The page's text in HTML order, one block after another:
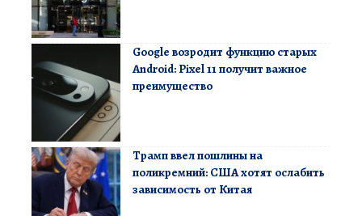
Google возродит функцию старых
Android: Pixel 11 получит важное
преимущество
Трамп ввел пошлины на
поликремний: США хотят ослабить
зависимость от Китая